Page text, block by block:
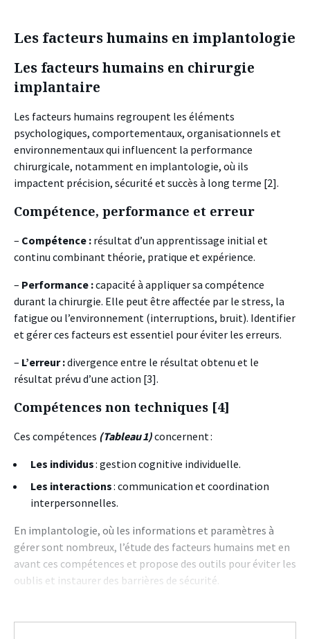
Les facteurs humains en implantologie
Les facteurs humains en chirurgie
implantaire
Les facteurs humains regroupent les éléments
psychologiques, comportementaux, organisationnels et
environnementaux qui influencent la performance
chirurgicale, notamment en implantologie, où ils
impactent précision, sécurité et succès à long terme [2].
Compétence, performance et erreur
– Compétence : résultat d’un apprentissage initial et
continu combinant théorie, pratique et expérience.
– Performance :capacité à appliquer sa compétence
durant la chirurgie. Elle peut être affectée par le stress, la
fatigue ou l’environnement (interruptions, bruit). Identifier
et gérer ces facteurs est essentiel pour éviter les erreurs.
– L’erreur :divergence entre le résultat obtenu et le
résultat prévu d’une action [3].
Compétences non techniques [4]
Ces compétences (Tableau 1)concernent :
Les individus: gestion cognitive individuelle.
Les interactions: communication et coordination
interpersonnelles.
En implantologie, où les informations et paramètres à
gérer sont nombreux, l’étude des facteurs humains met en
avant ces compétences et propose des outils pour éviter les
oublis et instaurer des barrières de sécurité.